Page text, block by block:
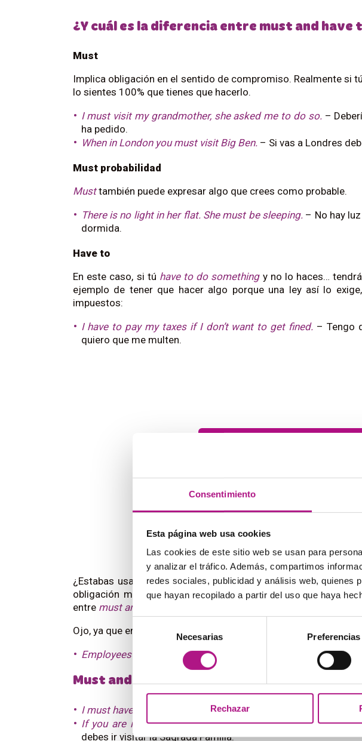
Consentimiento
Esta página web usa cookies
Las cookies de este sitio web se usan para
y analizar el tráfico. Además, compartimos
redes sociales, publicidad y análisis web, quienes
que hayan recopilado a partir del uso que haya
consentimiento
Necesarias Preferencias
Rechazar
¿Y cuál es la diferencia entre must and have
Must
Implica obligación en el sentido de compromiso. Realmente si tú
lo sientes 100% que tienes que hacerlo.
I must visit my grandmother, she asked me to do so.–
ha pedido.
When in London you must visit Big Ben.– Si vas a Londres
Must probabilidad
Musttambién puede expresar algo que crees como probable.
There is no light in her flat. She must be sleeping.– No hay
dormida.
Have to
En este caso, si tú have to do somethingy no lo haces…
ejemplo de tener que hacer algo porque una ley así lo
impuestos:
I have to pay my taxes if I don’t want to get fined. – Tengo
quiero que me multen.
¿Estabas usando bienmust and have to? ¿O puede que
obligación más fuerte que “have to ”? Te dejamos aquí más
entre must and have to
Ojo, ya que en un registro formal o escrito, must puede
Employees must wash hands.– Los empleados deben lavarse
Must and have to ejemplos
I must have lost my keys, I cant’s find them.
– He debido
If you are in Barcelona, you must go to visit the Sagrada
debes ir visitar la Sagrada Familia.